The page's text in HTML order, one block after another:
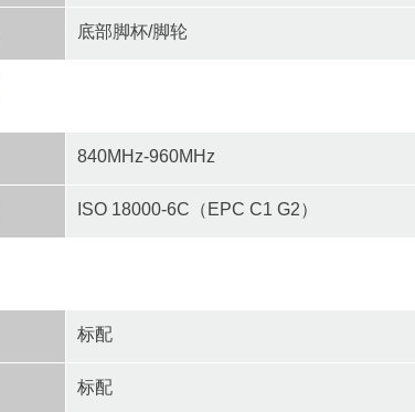
底部脚杯/脚轮
840MHz-960MHz
ISO 18000-6C（EPC C1 G2）
标配
标配